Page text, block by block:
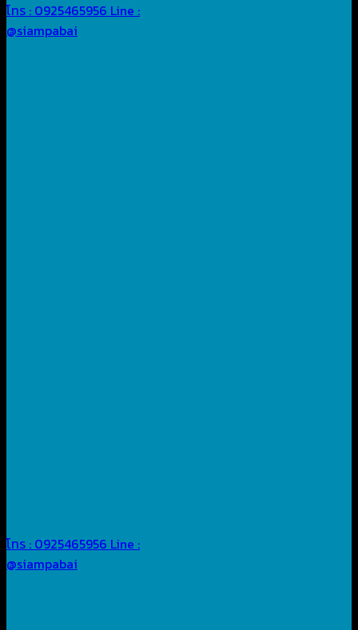
โทร : 0925465956 Line :
@siampabai
โทร : 0925465956 Line :
@siampabai